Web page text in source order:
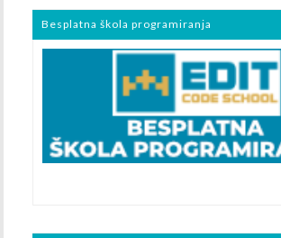
Besplatna škola programiranja